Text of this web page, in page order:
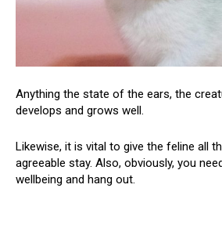
Anything the state of the ears, the
develops and grows well.
Likewise, it is vital to give the feline all
agreeable stay. Also, obviously, you
wellbeing and hang out.